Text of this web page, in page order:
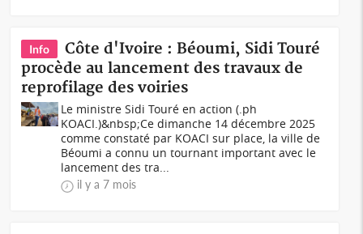
Info
Côte d'Ivoire : Béoumi, Sidi Touré
procède au lancement des travaux de
reprofilage des voiries
Le ministre Sidi Touré en action (.ph
KOACI.)&nbsp;Ce dimanche 14 décembre 2025
comme constaté par KOACI sur place, la ville de
Béoumi a connu un tournant important avec le
lancement des tra...
il y a 7 mois